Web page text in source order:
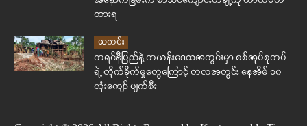
ထားရ
သတင်း
ကရင်နီပြည်နဲ့ ကယန်းဒေသအတွင်းမှာ စစ်အုပ်စုတပ်
ရဲ့ တိုက်ခိုက်မှုတွေကြောင့် တလအတွင်း နေအိမ် ၁၀
လုံးကျော် ပျက်စီး